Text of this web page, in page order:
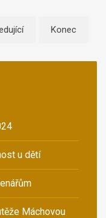
Konec
u dětí
Máchovou